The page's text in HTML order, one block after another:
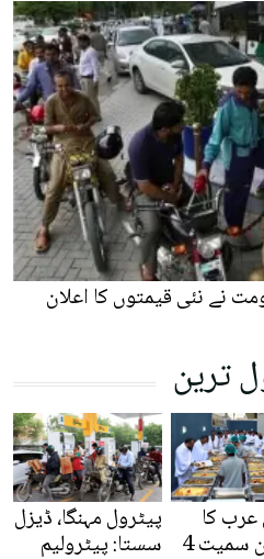
نے نئی قیمتوں کا اعلان
ترین
کا
پاکستان سمیت 4
پیٹرول مہنگا، ڈیزل
سستا: پیٹرولیم